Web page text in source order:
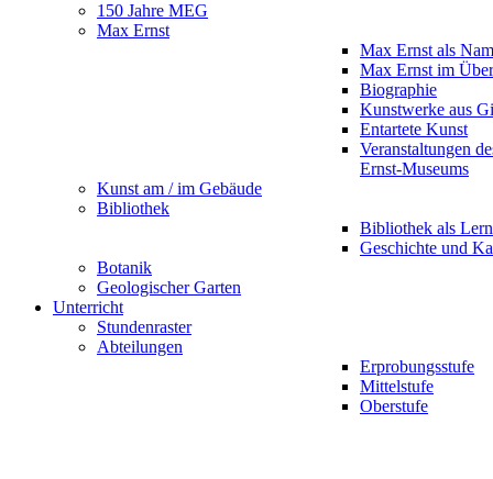
150 Jahre MEG
Max Ernst
Max Ernst als
Max Ernst im
Biographie
Kunstwerke aus
Entartete Kunst
Veranstaltungen
Ernst-Museums
Kunst am / im Gebäude
Bibliothek
Bibliothek als
Geschichte und
Botanik
Geologischer Garten
Unterricht
Stundenraster
Abteilungen
Erprobungsstufe
Mittelstufe
Oberstufe